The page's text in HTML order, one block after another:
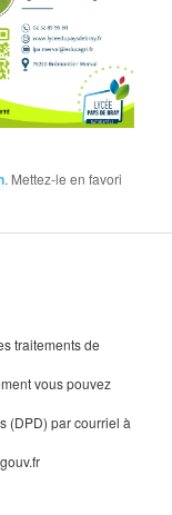
. Mettez-le en favori
traitements de
vous pouvez
(DPD) par courriel à